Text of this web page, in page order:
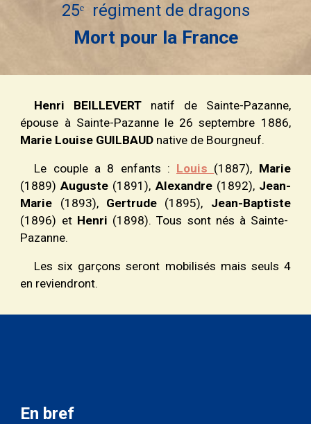
25ᵉ régiment de dragons
Mort pour la France
Henri BEILLEVERT natif de Sainte-Pazanne,
épouse à Sainte-Pazanne le 26 septembre 1886,
Marie Louise GUILBAUD native de Bourgneuf.
Le couple a 8 enfants : Louis (1887), Marie
(1889)Auguste (1891), Alexandre (1892), Jean-
Marie (1893), Gertrude (1895), Jean-Baptiste
(1896) et Henri (1898). Tous sont nés à Sainte-
Pazanne.
Les six garçons seront mobilisés mais seuls 4
en reviendront.
En bref